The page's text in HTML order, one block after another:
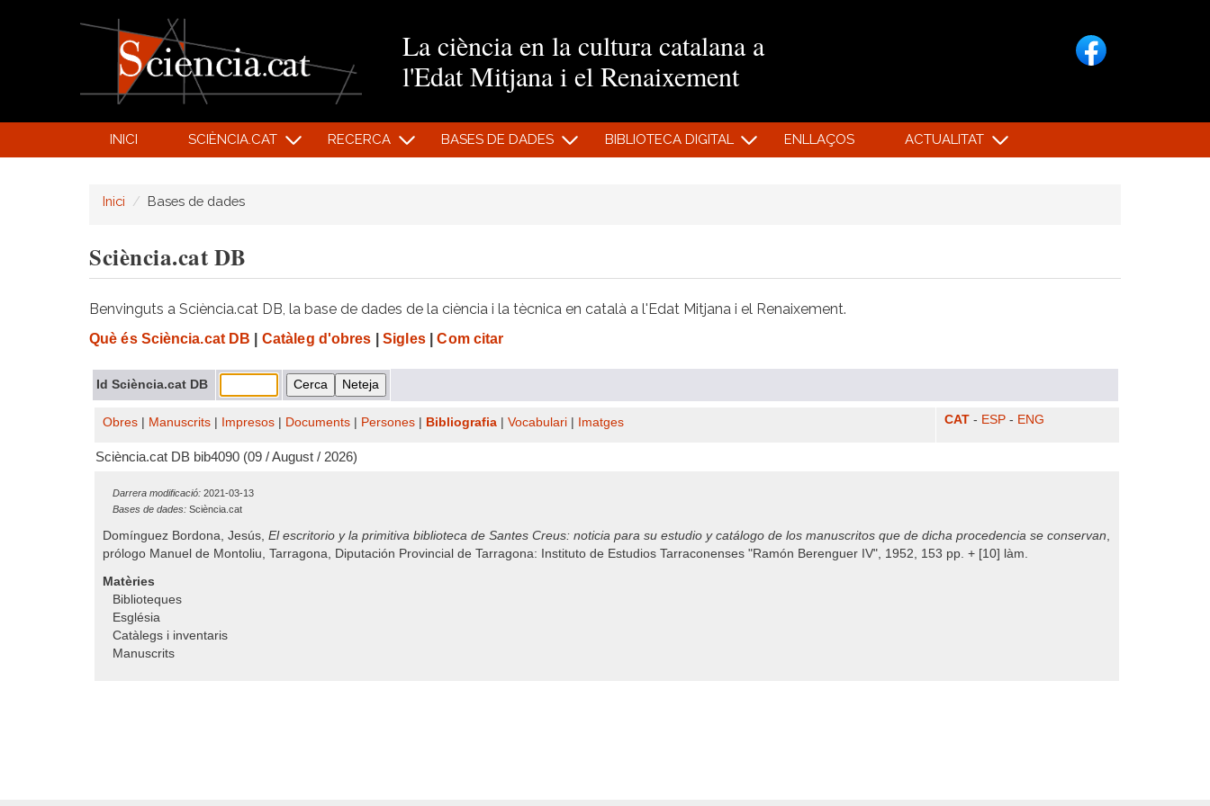
La ciència en la cultura catalana a
l'Edat Mitjana i el Renaixement
INICI SCIÈNCIA.CAT RECERCA BASES DE DADES BIBLIOTECA DIGITAL ENLLAÇOS ACTUALITAT
Inici Bases de dades
Sciència.cat DB
Benvinguts a Sciència.cat DB, la base de dades de la ciència i la tècnica en català a l'Edat Mitjana i el Renaixement.
Què és Sciència.cat DB Catàleg d'obres Sigles| Com citar
Id Sciència.cat DB
Obres Manuscrits Impresos Documents Persones Bibliografia Vocabulari Imatges CAT - ESP - ENG
Sciència.cat DB bib4090 (09 / August / 2026)
Darrera modificació: 2021-03-13
Bases de dades: Sciència.cat
Domínguez Bordona, Jesús, El escritorio y la primitiva biblioteca de Santes Creus: noticia para su estudio y catálogo de los manuscritos que de dicha procedencia se conservan,
prólogo Manuel de Montoliu, Tarragona, Diputación Provincial de Tarragona: Instituto de Estudios Tarraconenses "Ramón Berenguer IV", 1952, 153 pp. + [10] làm.
Matèries
Biblioteques
Església
Catàlegs i inventaris
Manuscrits